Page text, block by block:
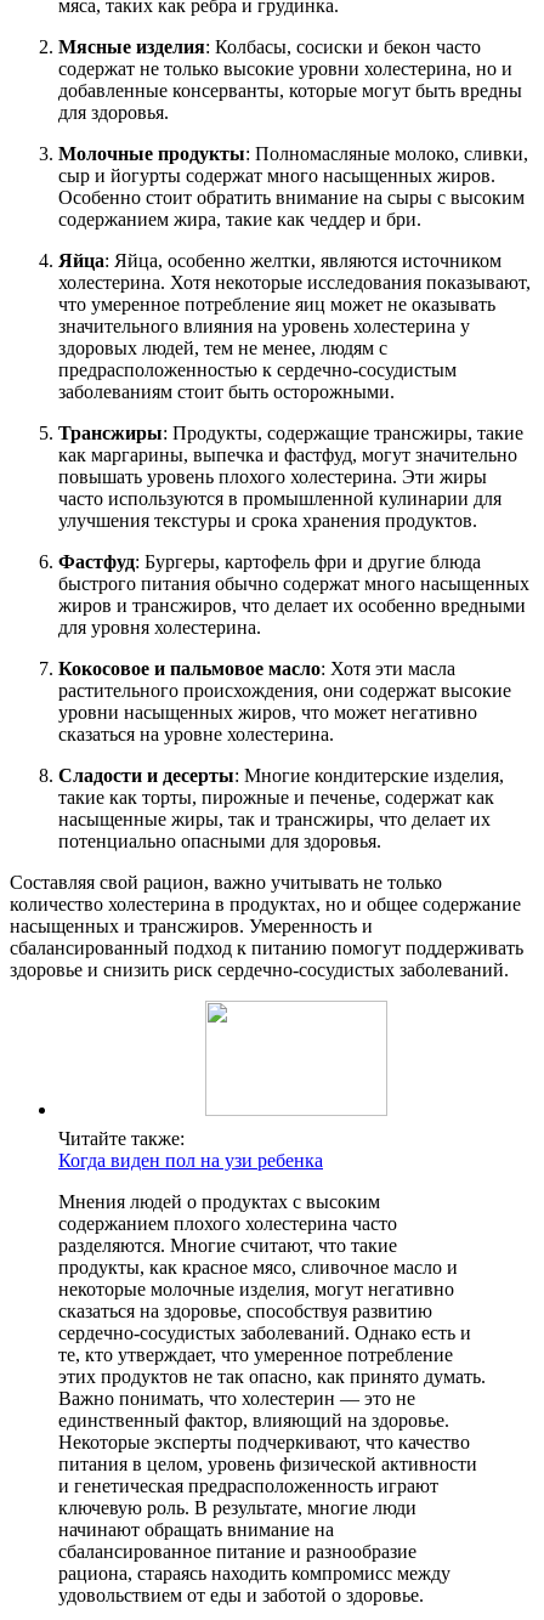
мяса, таких как ребра и грудинка.
Мясные изделия: Колбасы, сосиски и бекон часто
содержат не только высокие уровни холестерина, но и
добавленные консерванты, которые могут быть вредны
для здоровья.
Молочные продукты: Полномасляные молоко, сливки,
сыр и йогурты содержат много насыщенных жиров.
Особенно стоит обратить внимание на сыры с высоким
содержанием жира, такие как чеддер и бри.
Яйца: Яйца, особенно желтки, являются источником
холестерина. Хотя некоторые исследования показывают,
что умеренное потребление яиц может не оказывать
значительного влияния на уровень холестерина у
здоровых людей, тем не менее, людям с
предрасположенностью к сердечно-сосудистым
заболеваниям стоит быть осторожными.
Трансжиры: Продукты, содержащие трансжиры, такие
как маргарины, выпечка и фастфуд, могут значительно
повышать уровень плохого холестерина. Эти жиры
часто используются в промышленной кулинарии для
улучшения текстуры и срока хранения продуктов.
Фастфуд: Бургеры, картофель фри и другие блюда
быстрого питания обычно содержат много насыщенных
жиров и трансжиров, что делает их особенно вредными
для уровня холестерина.
Кокосовое и пальмовое масло: Хотя эти масла
растительного происхождения, они содержат высокие
уровни насыщенных жиров, что может негативно
сказаться на уровне холестерина.
Сладости и десерты: Многие кондитерские изделия,
такие как торты, пирожные и печенье, содержат как
насыщенные жиры, так и трансжиры, что делает их
потенциально опасными для здоровья.
Составляя свой рацион, важно учитывать не только
количество холестерина в продуктах, но и общее содержание
насыщенных и трансжиров. Умеренность и
сбалансированный подход к питанию помогут поддерживать
здоровье и снизить риск сердечно-сосудистых заболеваний.
Читайте также:
Когда виден пол на узи ребенка
Мнения людей о продуктах с высоким
содержанием плохого холестерина часто
разделяются. Многие считают, что такие
продукты, как красное мясо, сливочное масло и
некоторые молочные изделия, могут негативно
сказаться на здоровье, способствуя развитию
сердечно-сосудистых заболеваний. Однако есть и
те, кто утверждает, что умеренное потребление
этих продуктов не так опасно, как принято думать.
Важно понимать, что холестерин — это не
единственный фактор, влияющий на здоровье.
Некоторые эксперты подчеркивают, что качество
питания в целом, уровень физической активности
и генетическая предрасположенность играют
ключевую роль. В результате, многие люди
начинают обращать внимание на
сбалансированное питание и разнообразие
рациона, стараясь находить компромисс между
удовольствием от еды и заботой о здоровье.